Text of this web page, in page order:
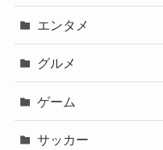
エンタメ
グルメ
ゲーム
サッカー